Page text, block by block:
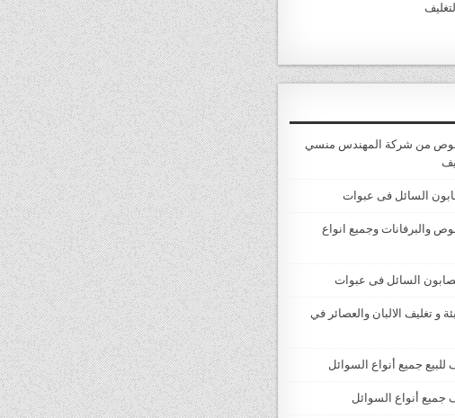
من شركة المهندس منسي
السائل فى عبوات
والبرفانات وجميع انواع
السائل فى عبوات
و تغليف الالبان والعصائر في
للبيع جميع أنواع السوائل
جميع أنواع السوائل